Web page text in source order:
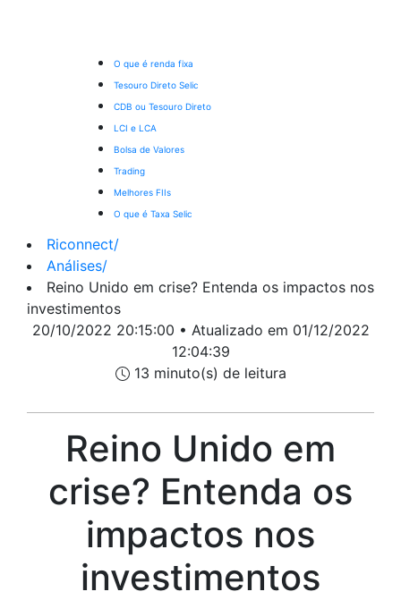
O que é renda fixa
Tesouro Direto Selic
CDB ou Tesouro Direto
LCI e LCA
Bolsa de Valores
Trading
Melhores FIIs
O que é Taxa Selic
Riconnect/
Análises/
Reino Unido em crise? Entenda os impactos nos
investimentos
20/10/2022 20:15:00 • Atualizado em 01/12/2022
12:04:39
13 minuto(s) de leitura
Reino Unido em
crise? Entenda os
impactos nos
investimentos